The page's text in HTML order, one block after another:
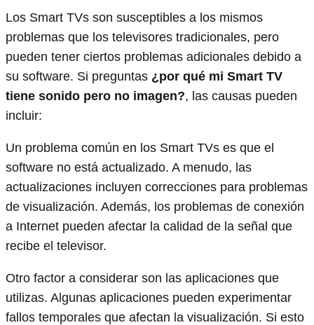
Los Smart TVs son susceptibles a los mismos
problemas que los televisores tradicionales, pero
pueden tener ciertos problemas adicionales debido a
su software. Si preguntas ¿por qué mi Smart TV
tiene sonido pero no imagen?, las causas pueden
incluir:
Un problema común en los Smart TVs es que el
software no está actualizado. A menudo, las
actualizaciones incluyen correcciones para problemas
de visualización. Además, los problemas de conexión
a Internet pueden afectar la calidad de la señal que
recibe el televisor.
Otro factor a considerar son las aplicaciones que
utilizas. Algunas aplicaciones pueden experimentar
fallos temporales que afectan la visualización. Si esto